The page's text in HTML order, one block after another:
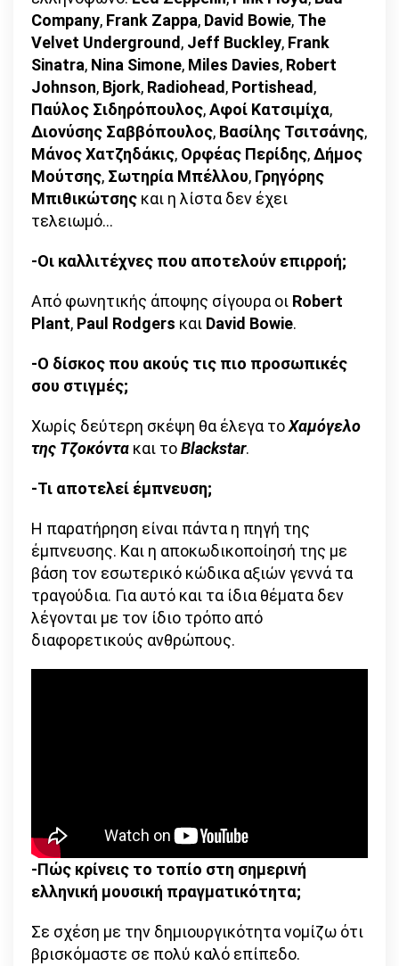
Company, Frank Zappa, David Bowie, The
Velvet Underground, Jeff Buckley, Frank
Sinatra, Nina Simone, Miles Davies, Robert
Johnson, Bjork, Radiohead, Portishead,
Παύλος Σιδηρόπουλος,Αφοί Κατσιμίχα,
Διονύσης Σαββόπουλος, Βασίλης Τσιτσάνης,
Μάνος Χατζηδάκις, Ορφέας Περίδης,Δήμος
Μούτσης, Σωτηρία Μπέλλου, Γρηγόρης
Μπιθικώτσης και η λίστα δεν έχει
τελειωμό…
-Οι καλλιτέχνες που αποτελούν επιρροή;
Από φωνητικής άποψης σίγουρα οι Robert
Plant, Paul Rodgers και David Bowie.
-Ο δίσκος που ακούς τις πιο προσωπικές
σου στιγμές;
Χωρίς δεύτερη σκέψη θα έλεγα τοΧαμόγελο
της Τζοκόντα και τοBlackstar.
-Τι αποτελεί έμπνευση;
Η παρατήρηση είναι πάντα η πηγή της
έμπνευσης. Και η αποκωδικοποίησή της με
βάση τον εσωτερικό κώδικα αξιών γεννά τα
τραγούδια. Για αυτό και τα ίδια θέματα δεν
λέγονται με τον ίδιο τρόπο από
διαφορετικούς ανθρώπους.
-Πώς κρίνεις το τοπίο στη σημερινή
ελληνική μουσική πραγματικότητα;
Σε σχέση με την δημιουργικότητα νομίζω ότι
βρισκόμαστε σε πολύ καλό επίπεδο.